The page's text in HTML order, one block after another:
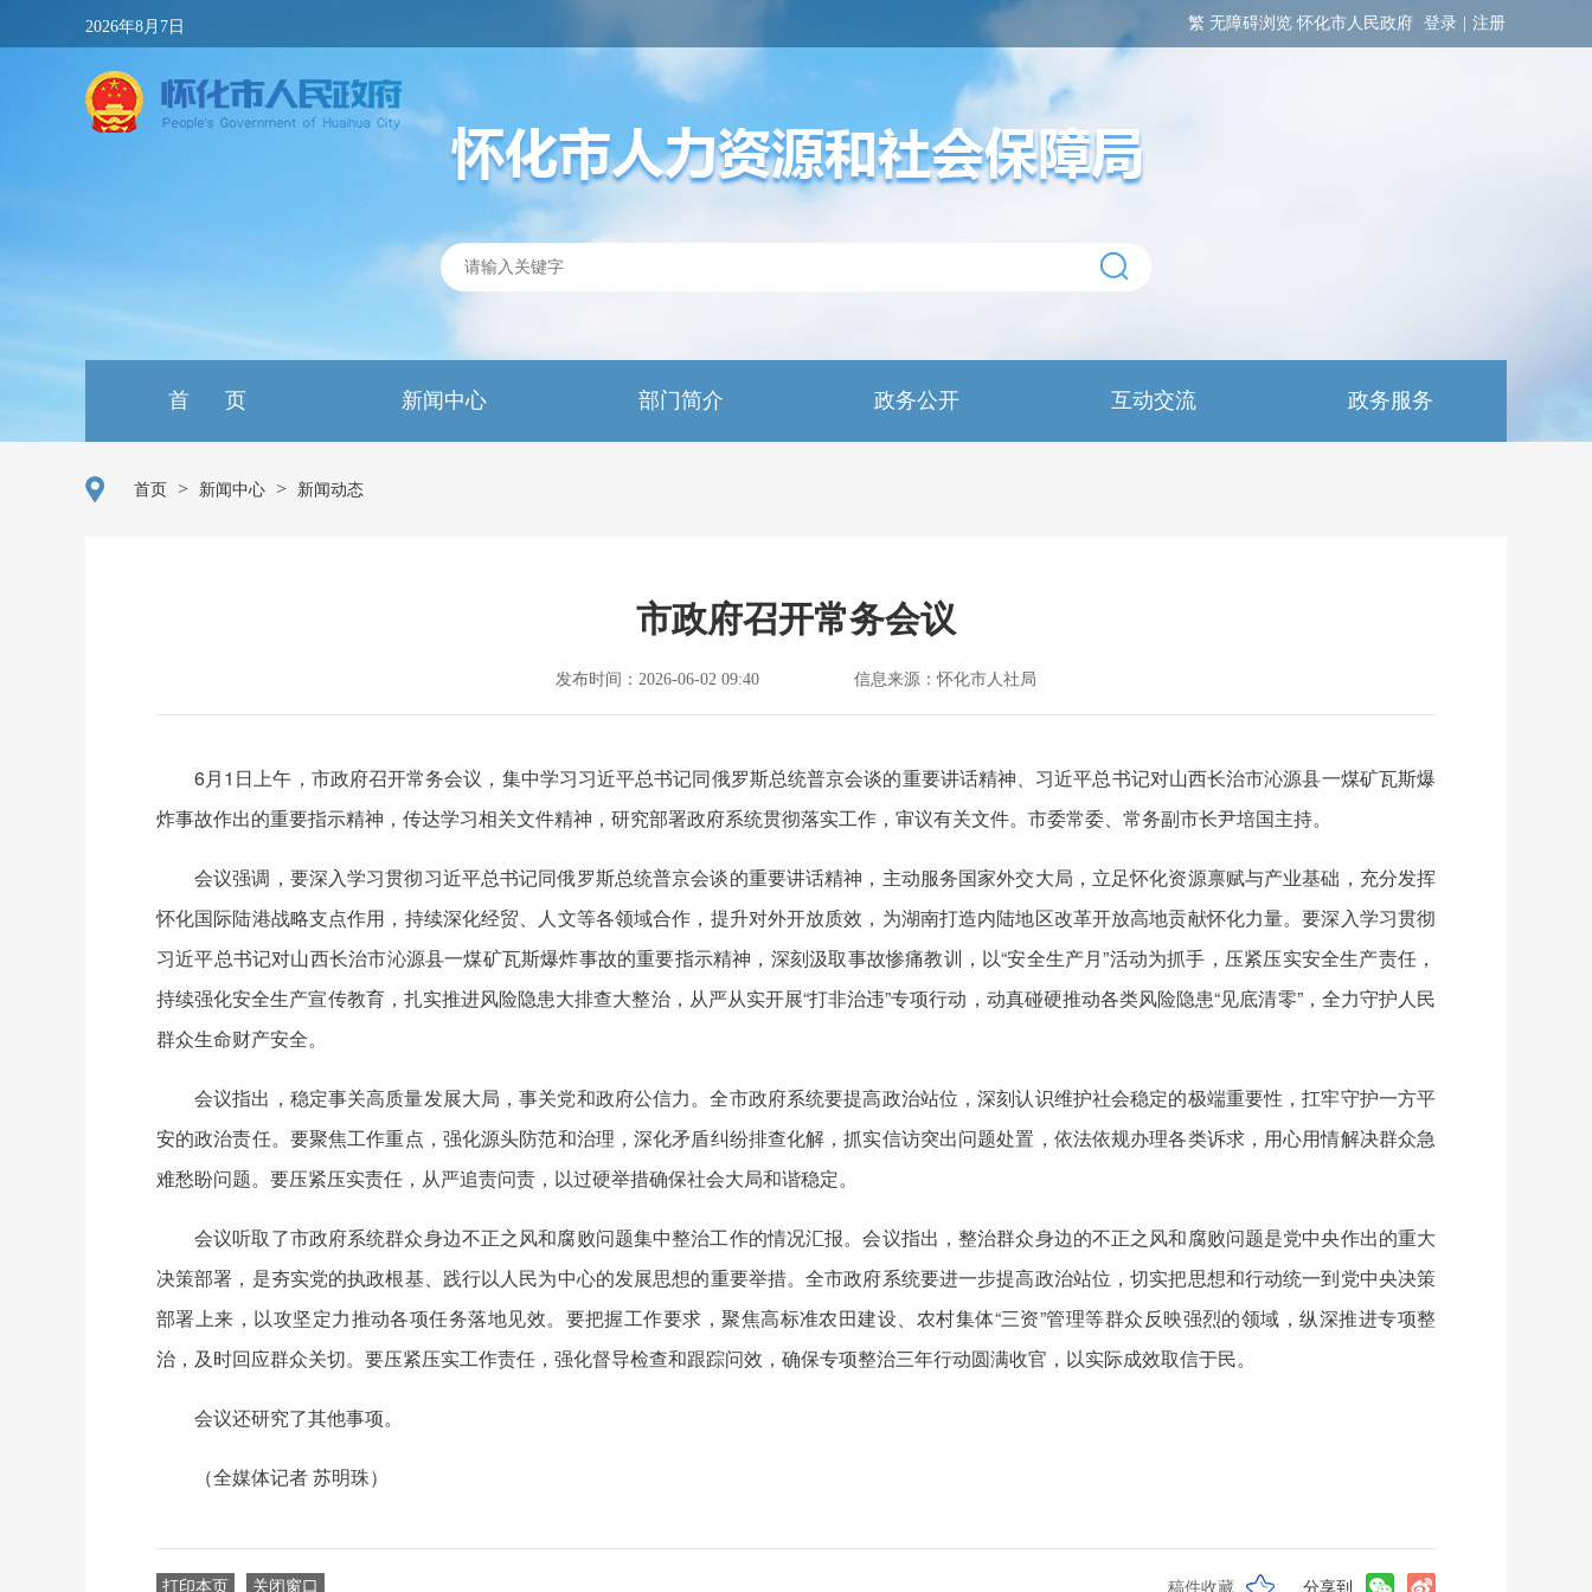
2026年8月7日 繁 无障碍浏览 怀化市人民政府 登录 注册
首 页 新闻中心 部门简介 政务公开 互动交流 政务服务
首页 > 新闻中心 > 新闻动态
市政府召开常务会议
发布时间：2026-06-02 09:40 信息来源：怀化市人社局
6月1日上午，市政府召开常务会议，集中学习习近平总书记同俄罗斯总统普京会谈的重要讲话精神、习近平总书记对山西长治市沁源县一煤矿瓦斯爆
炸事故作出的重要指示精神，传达学习相关文件精神，研究部署政府系统贯彻落实工作，审议有关文件。市委常委、常务副市长尹培国主持。
会议强调，要深入学习贯彻习近平总书记同俄罗斯总统普京会谈的重要讲话精神，主动服务国家外交大局，立足怀化资源禀赋与产业基础，充分发挥
怀化国际陆港战略支点作用，持续深化经贸、人文等各领域合作，提升对外开放质效，为湖南打造内陆地区改革开放高地贡献怀化力量。要深入学习贯彻
习近平总书记对山西长治市沁源县一煤矿瓦斯爆炸事故的重要指示精神，深刻汲取事故惨痛教训，以“安全生产月”活动为抓手，压紧压实安全生产责任，
持续强化安全生产宣传教育，扎实推进风险隐患大排查大整治，从严从实开展“打非治违”专项行动，动真碰硬推动各类风险隐患“见底清零”，全力守护人民
群众生命财产安全。
会议指出，稳定事关高质量发展大局，事关党和政府公信力。全市政府系统要提高政治站位，深刻认识维护社会稳定的极端重要性，扛牢守护一方平
安的政治责任。要聚焦工作重点，强化源头防范和治理，深化矛盾纠纷排查化解，抓实信访突出问题处置，依法依规办理各类诉求，用心用情解决群众急
难愁盼问题。要压紧压实责任，从严追责问责，以过硬举措确保社会大局和谐稳定。
会议听取了市政府系统群众身边不正之风和腐败问题集中整治工作的情况汇报。会议指出，整治群众身边的不正之风和腐败问题是党中央作出的重大
决策部署，是夯实党的执政根基、践行以人民为中心的发展思想的重要举措。全市政府系统要进一步提高政治站位，切实把思想和行动统一到党中央决策
部署上来，以攻坚定力推动各项任务落地见效。要把握工作要求，聚焦高标准农田建设、农村集体“三资”管理等群众反映强烈的领域，纵深推进专项整
治，及时回应群众关切。要压紧压实工作责任，强化督导检查和跟踪问效，确保专项整治三年行动圆满收官，以实际成效取信于民。
会议还研究了其他事项。
（全媒体记者 苏明珠）
打印本页 关闭窗口 稿件收藏 分享到